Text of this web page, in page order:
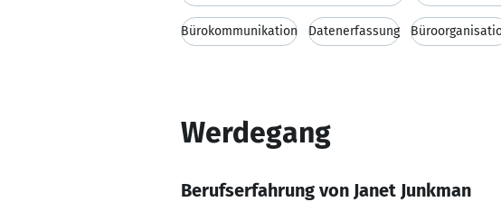
Bürokommunikation Datenerfassung
Werdegang
Berufserfahrung von Janet Junkman